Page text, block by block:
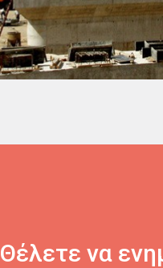
Θέλετε να